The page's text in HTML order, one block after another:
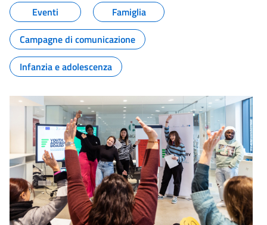
Eventi
Famiglia
Campagne di comunicazione
Infanzia e adolescenza